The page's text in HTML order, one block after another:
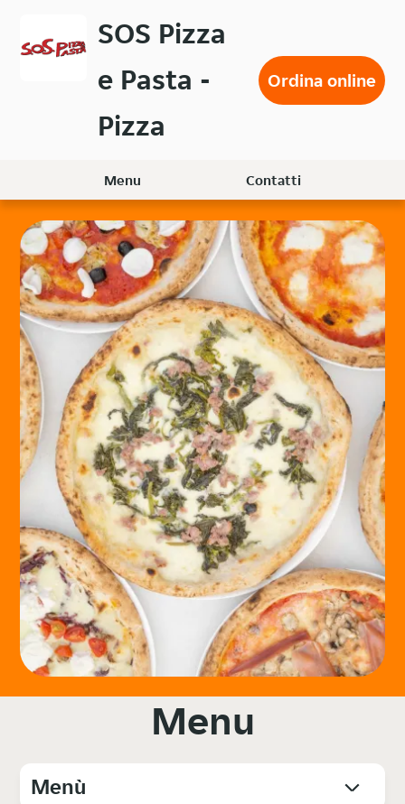
contenuto
SOS Pizza
e Pasta -
Pizza
Ordina online
Menu Contatti
Menu
Menù